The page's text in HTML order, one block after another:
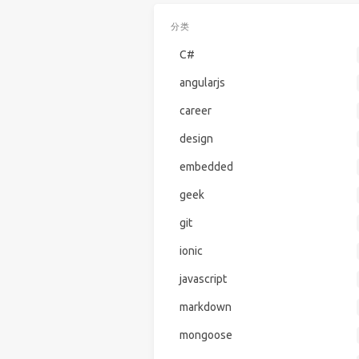
分类
C#
angularjs
career
design
embedded
geek
git
ionic
javascript
markdown
mongoose